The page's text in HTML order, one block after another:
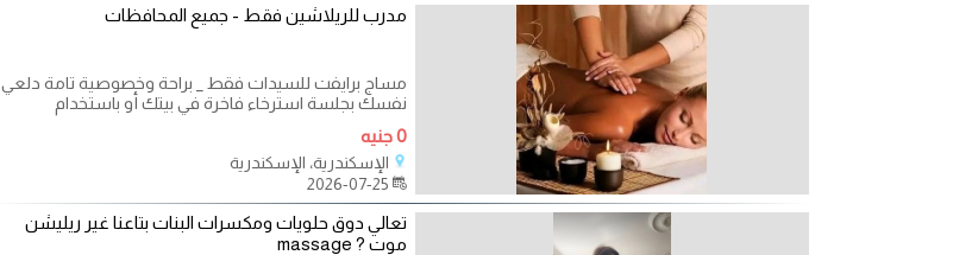
مدرب للريلاشين فقط - جميع المحافظات
مساج برايفت للسيدات فقط _ براحة وخصوصية تامة دلعي
نفسك بجلسة استرخاء فاخرة في بيتك أو باستخدام
0 جنيه
الإسكندرية، الإسكندرية
تعالي دوق حلويات ومكسرات البنات بتاعنا غير ريليشن
موت ? massage